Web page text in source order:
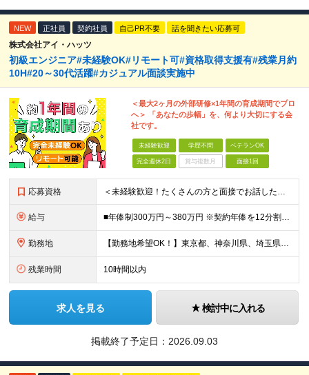
NEW 正社員 契約社員 自己PR不要 話を聞きたい応募可
株式会社アイ・ハッツ
初級エンジニア#未経験OK#リモート可#資格取得支援有#残業月約
10H#20～30代活躍#カジュアル面談実施中
＜最大2ヶ月の外部研修×1年間の育成期間でプロ
へ＞ 「あなたの歩幅」を、何より大切にする会
社です。
未経験歓迎 学歴不問 ベテランOK
完全週休2日 賞与複数月 面接1回
応募資格 ＜未経験歓迎！たくさんの方と面接でお話したいと思いっています！＞ ◆学歴不問 ◆社会人経験をお持ちの方 ◆基本的なPC操作（Word、Excel、PowerPoint等）ができる方
給与 ■年俸制300万円～380万円 ※契約年俸を12分割（月額25万円以上）した金額を毎月月給として支給 ※経験・スキル・前職年収等を考慮の上で決定 ※固定残業代（月31,600円～/20時間相当分）含む
勤務地 【勤務地希望OK！】東京都、神奈川県、埼玉県、千葉県の各プロジェクト先 ※希望を伺い、相談の上で決定します ≪本社≫ 東京都世田谷区用賀4-5-22 第三小林ビル603 (変更の範囲)上記を除く
残業時間 10時間以内
求人を見る 検討中に入れる
掲載終了予定日： 2026.09.03